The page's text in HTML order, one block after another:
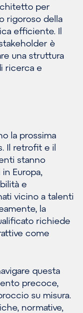
per
rigoroso della
efficiente. Il
è
una struttura
ricerca e
la prossima
Il retrofit e il
stanno
Europa,
e
vicino a talenti
la
richiede
come
questa
precoce,
su misura.
normative,